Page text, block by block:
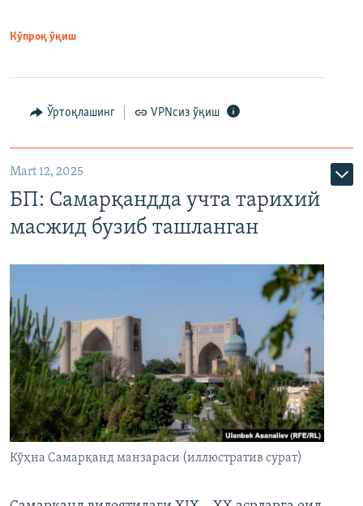
Кўпроқ ўқиш
Ўртоқлашинг VPNсиз ўқиш
Mart 12, 2025
БП: Самарқандда учта тарихий
масжид бузиб ташланган
Кўҳна Самарқанд манзараси (иллюстратив сурат)